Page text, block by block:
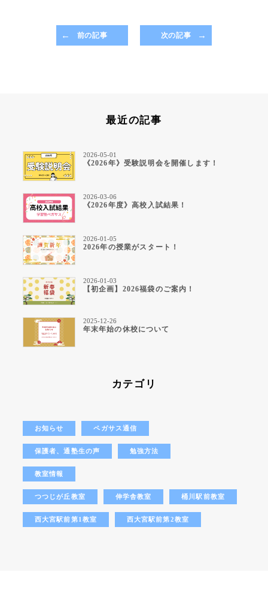
前の記事 次の記事
最近の記事
《2026年》受験説明会を開催します！
2026-05-01
《2026年度》高校入試結果！
2026-03-06
2026年の授業がスタート！
2026-01-05
【初企画】2026福袋のご案内！
2026-01-03
年末年始の休校について
2025-12-26
カテゴリ
お知らせ ペガサス通信
保護者、通塾生の声 勉強方法
教室情報
つつじが丘教室 伸学舎教室 桶川駅前教室
西大宮駅前第1教室 西大宮駅前第2教室